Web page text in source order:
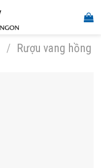
/ Rượu vang hồng